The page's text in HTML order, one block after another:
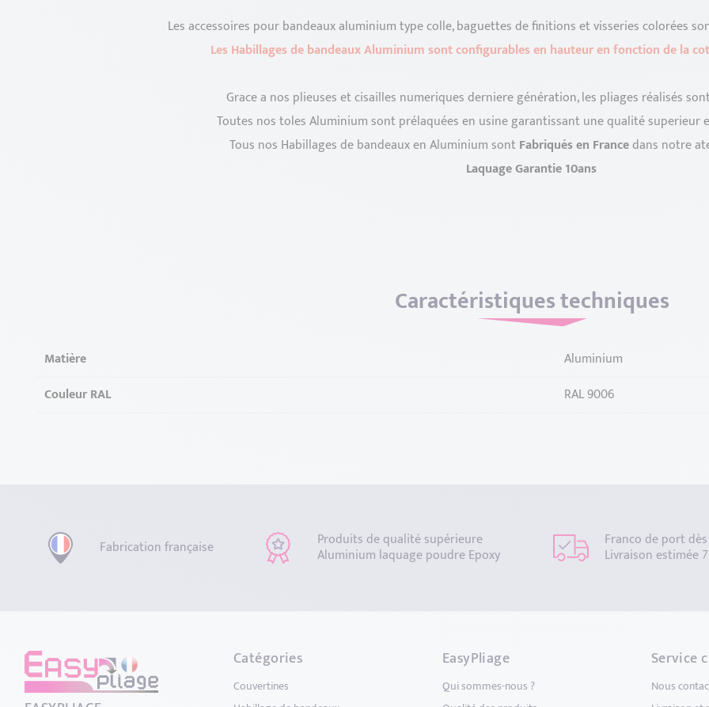
Les accessoires pour bandeaux aluminium type colle, baguettes de finitions et visseries colorées
Les Habillages de bandeaux Aluminium sont configurables en hauteur en fonction de la
Grace a nos plieuses et cisailles numeriques derniere génération, les pliages réalisés
Toutes nos toles Aluminium sont prélaquées en usine garantissant une qualité
Tous nos Habillages de bandeaux en Aluminium sontFabriqués en Francedans notre
Laquage Garantie 10ans
Caractéristiques techniques
Matière
Aluminium
Couleur RAL
RAL 9006
Fabrication française Produits de qualité supérieure
Aluminium laquage poudre Epoxy
Franco de port
Livraison estimée
Catégories
Couvertines
EasyPliage
Qui sommes-nous ?
Service
Nous